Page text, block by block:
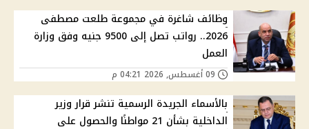
وظائف شاغرة في مجموعة طلعت مصطفى
2026.. رواتب تصل إلى 9500 جنيه وفق وزارة
العمل
بالأسماء الجريدة الرسمية تنشر قرار وزير
الداخلية بشأن 21 مواطنًا والحصول على